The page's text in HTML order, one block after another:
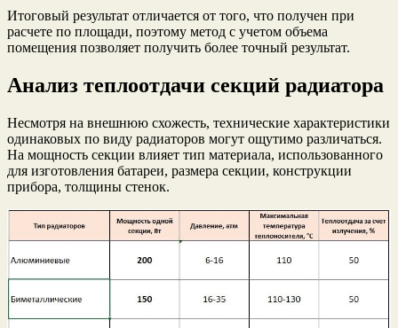
Итоговый результат отличается от того, что получен при
расчете по площади, поэтому метод с учетом объема
помещения позволяет получить более точный результат.
Анализ теплоотдачи секций радиатора
Несмотря на внешнюю схожесть, технические характеристики
одинаковых по виду радиаторов могут ощутимо различаться.
На мощность секции влияет тип материала, использованного
для изготовления батареи, размера секции, конструкции
прибора, толщины стенок.